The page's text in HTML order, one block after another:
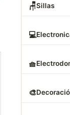
🪑Sillas
💻
🧺
🎨